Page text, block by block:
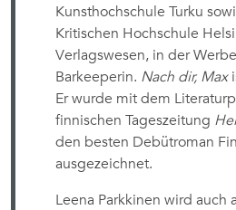
Kunsthochschule Turku
Kritischen Hochschule
Verlagswesen, in der
Barkeeperin. Nach dir, Max
Er wurde mit dem
finnischen Tageszeitung
den besten Debütroman
ausgezeichnet.
Leena Parkkinen wird auch